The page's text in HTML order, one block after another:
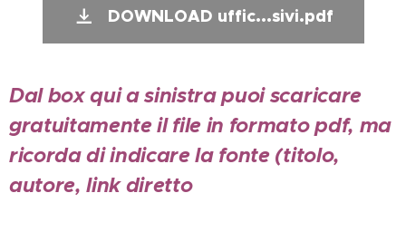
DOWNLOAD uffic...sivi.pdf
Dal box qui a sinistra puoi scaricare
gratuitamente il file in formato pdf, ma
ricorda di indicare la fonte (titolo,
autore, link diretto